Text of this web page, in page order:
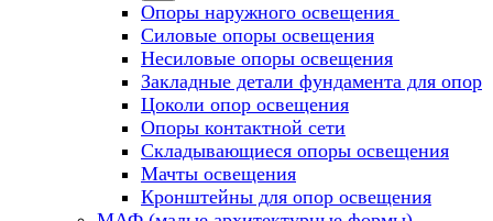
Опоры наружного освещения
Силовые опоры освещения
Несиловые опоры освещения
Закладные детали фундамента для опор
Цоколи опор освещения
Опоры контактной сети
Cкладывающиеся опоры освещения
Мачты освещения
Кронштейны для опор освещения